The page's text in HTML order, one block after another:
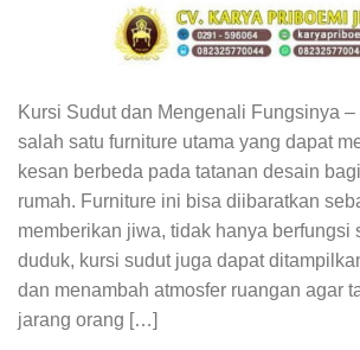
Kursi Sudut dan Mengenali Fungsinya
salah satu furniture utama yang dapat
kesan berbeda pada tatanan desain
rumah. Furniture ini bisa diibaratkan
memberikan jiwa, tidak hanya berfungsi
duduk, kursi sudut juga dapat
dan menambah atmosfer ruangan agar
jarang orang […]